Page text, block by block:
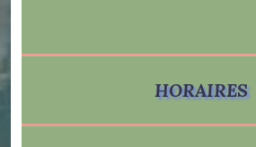
HORAIRES